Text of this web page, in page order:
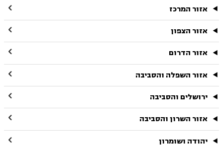
אזור המרכז 
אזור הצפון 
אזור הדרום 
אזור השפלה והסביבה 
ירושלים והסביבה 
אזור השרון והסביבה 
יהודה ושומרון 